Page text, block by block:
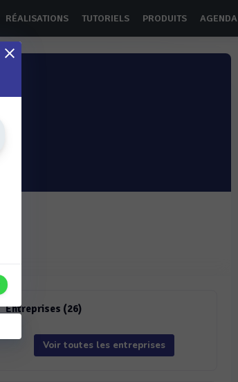
RÉALISATIONS TUTORIELS PRODUITS AGENDA
Entreprises (26)
Voir toutes les entreprises